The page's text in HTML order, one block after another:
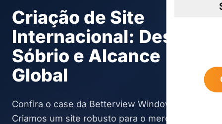
Criação de Site
Internacional: Design
Sóbrio e Alcance
Global
Confira o case da Betterview Windows.
Criamos um site robusto para o mercado da